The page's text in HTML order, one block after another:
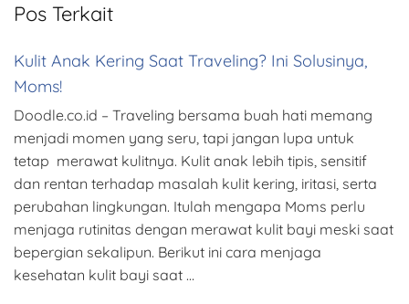
Pos Terkait
Kulit Anak Kering Saat Traveling? Ini Solusinya,
Moms!
Doodle.co.id – Traveling bersama buah hati memang
menjadi momen yang seru, tapi jangan lupa untuk
tetap merawat kulitnya. Kulit anak lebih tipis, sensitif
dan rentan terhadap masalah kulit kering, iritasi, serta
perubahan lingkungan. Itulah mengapa Moms perlu
menjaga rutinitas dengan merawat kulit bayi meski saat
bepergian sekalipun. Berikut ini cara menjaga
kesehatan kulit bayi saat …